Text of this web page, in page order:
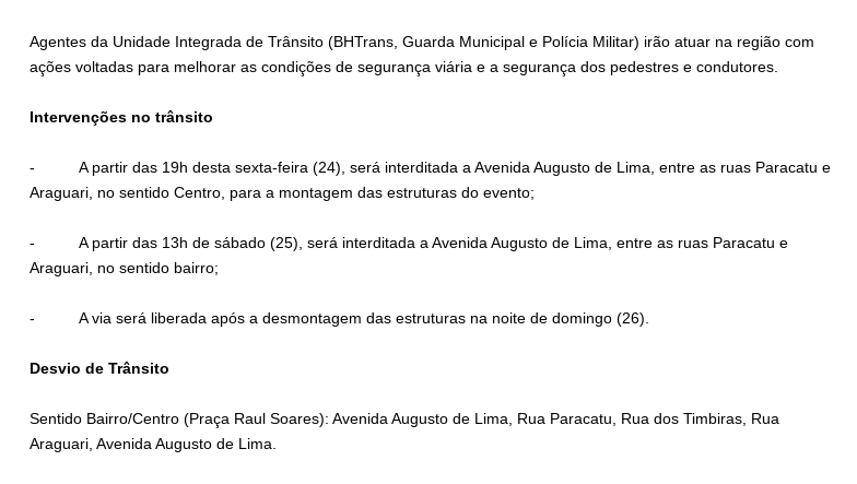
Agentes da Unidade Integrada de Trânsito (BHTrans, Guarda Municipal e Polícia Militar) irão atuar na região com
ações voltadas para melhorar as condições de segurança viária e a segurança dos pedestres e condutores.
Intervenções no trânsito
- A partir das 19h desta sexta-feira (24), será interditada a Avenida Augusto de Lima, entre as ruas Paracatu e
Araguari, no sentido Centro, para a montagem das estruturas do evento;
- A partir das 13h de sábado (25), será interditada a Avenida Augusto de Lima, entre as ruas Paracatu e
Araguari, no sentido bairro;
- A via será liberada após a desmontagem das estruturas na noite de domingo (26).
Desvio de Trânsito
Sentido Bairro/Centro (Praça Raul Soares): Avenida Augusto de Lima, Rua Paracatu, Rua dos Timbiras, Rua
Araguari, Avenida Augusto de Lima.